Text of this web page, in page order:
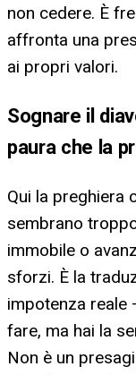
non cedere. È
affronta una
ai propri valori.
Sognare il
paura che la
Qui la preghiera
sembrano
immobile o
sforzi. È la
impotenza reale
fare, ma hai la
Non è un